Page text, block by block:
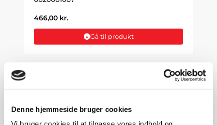
Denne hjemmeside bruger cookies
466,00 kr.
Gå til produkt